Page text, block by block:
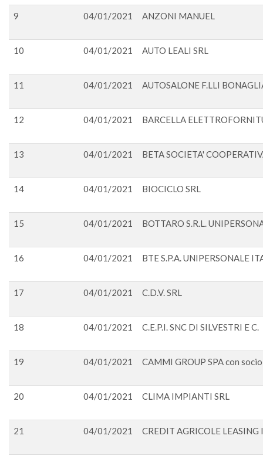
9 04/01/2021 ANZONI MANUEL
10 04/01/2021 AUTO LEALI SRL
11 04/01/2021 AUTOSALONE F.LLI
12 04/01/2021 BARCELLA
13 04/01/2021 BETA SOCIETA'
14 04/01/2021 BIOCICLO SRL
15 04/01/2021 BOTTARO S.R.L.
16 04/01/2021 BTE S.P.A. UNIPERSONALE
17 04/01/2021 C.D.V. SRL
18 04/01/2021 C.E.P.I. SNC DI SILVESTRI E C.
19 04/01/2021 CAMMI GROUP SPA con
20 04/01/2021 CLIMA IMPIANTI SRL
21 04/01/2021 CREDIT AGRICOLE LEASING